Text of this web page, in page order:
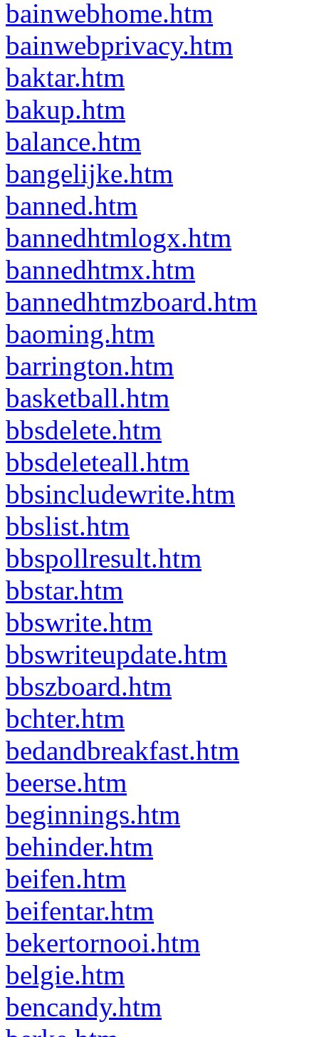
bainwebhome.htm
bainwebprivacy.htm
baktar.htm
bakup.htm
balance.htm
bangelijke.htm
banned.htm
bannedhtmlogx.htm
bannedhtmx.htm
bannedhtmzboard.htm
baoming.htm
barrington.htm
basketball.htm
bbsdelete.htm
bbsdeleteall.htm
bbsincludewrite.htm
bbslist.htm
bbspollresult.htm
bbstar.htm
bbswrite.htm
bbswriteupdate.htm
bbszboard.htm
bchter.htm
bedandbreakfast.htm
beerse.htm
beginnings.htm
behinder.htm
beifen.htm
beifentar.htm
bekertornooi.htm
belgie.htm
bencandy.htm